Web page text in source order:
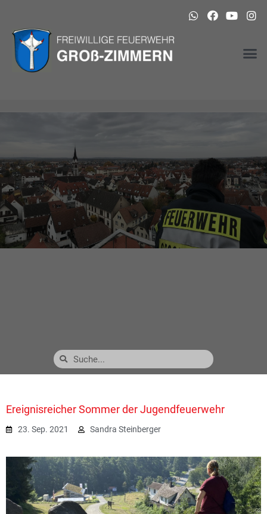
Ereignisreicher Sommer der Jugendfeuerwehr
23. Sep. 2021 Sandra Steinberger